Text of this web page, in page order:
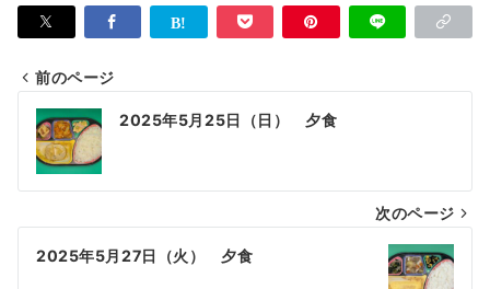
投
稿
ナ
ビ
ゲ
前のページ
2025年5月25日（日） 夕食
次のページ
2025年5月27日（火） 夕食